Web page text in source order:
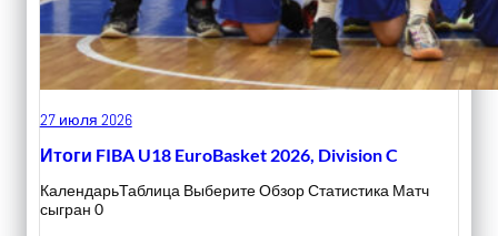
27 июля 2026
Итоги FIBA U18 EuroBasket 2026, Division C
КалендарьТаблица Выберите Обзор Статистика Матч
сыгран 0